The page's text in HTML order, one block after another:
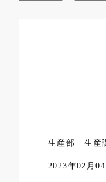
生産部 生産
2023年02月